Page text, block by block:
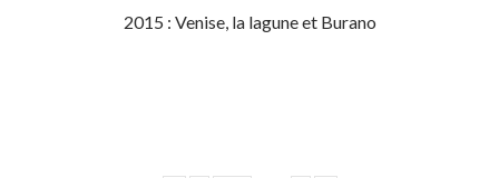
2015 : Venise, la lagune et Burano